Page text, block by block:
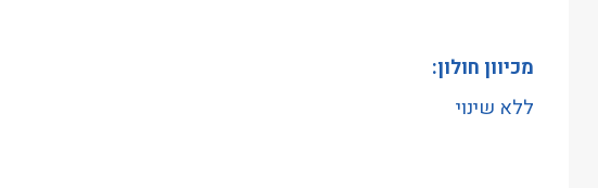
מכיוון חולון:
ללא שינוי